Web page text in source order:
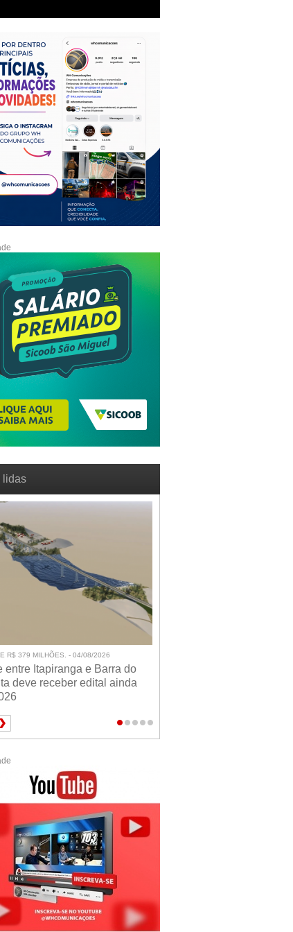
lidas
R$ 379 MILHÕES. - 04/08/2026
entre Itapiranga e Barra do
deve receber edital ainda